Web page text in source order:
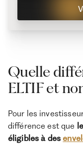
Quelle
ELTIF et
Pour les
différence est que
éligibles à des